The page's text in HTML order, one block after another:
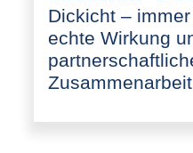
Dickicht –
echte Wirkung